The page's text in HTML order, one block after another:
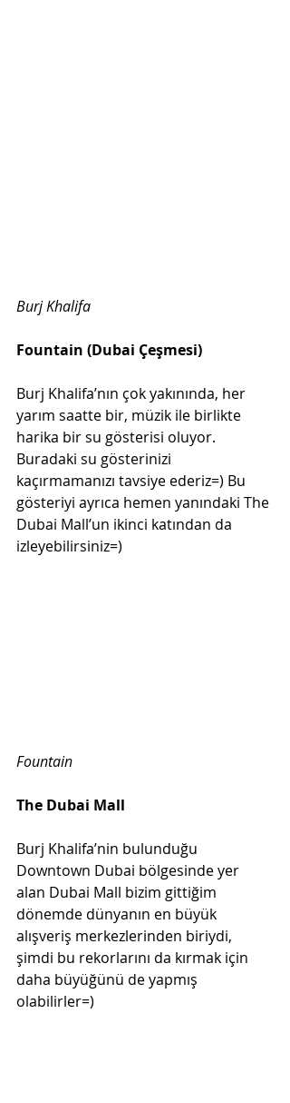
Burj Khalifa
Fountain (Dubai Çeşmesi)
Burj Khalifa’nın çok yakınında, her
yarım saatte bir, müzik ile birlikte
harika bir su gösterisi oluyor.
Buradaki su gösterinizi
kaçırmamanızı tavsiye ederiz=) Bu
gösteriyi ayrıca hemen yanındaki The
Dubai Mall’un ikinci katından da
izleyebilirsiniz=)
Fountain
The Dubai Mall
Burj Khalifa’nin bulunduğu
Downtown Dubai bölgesinde yer
alan Dubai Mall bizim gittiğim
dönemde dünyanın en büyük
alışveriş merkezlerinden biriydi,
şimdi bu rekorlarını da kırmak için
daha büyüğünü de yapmış
olabilirler=)